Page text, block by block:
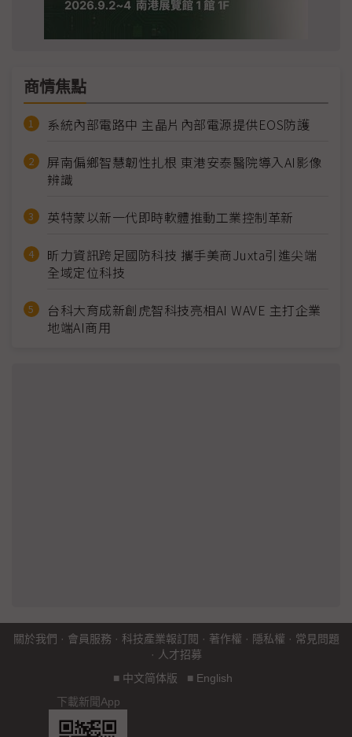
商情焦點
系統內部電路中 主晶片內部電源提供EOS防護
屏南偏鄉智慧韌性扎根 東港安泰醫院導入AI影像
辨識
英特蒙以新一代即時軟體推動工業控制革新
昕力資訊跨足國防科技 攜手美商Juxta引進尖端
全域定位科技
台科大育成新創虎智科技亮相AI WAVE 主打企業
地端AI商用
關於我們 · 會員服務 · 科技產業報訂閱 · 著作權 · 隱私權 · 常見問題
· 人才招募
■ 中文简体版 ■ English
下載新聞App